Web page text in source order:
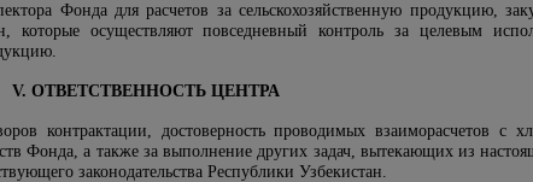
Фонда для расчетов за сельскохозяйственную продукцию,
осуществляют повседневный контроль за целевым
V. ОТВЕТСТВЕННОСТЬ ЦЕНТРА
контрактации, достоверность проводимых взаиморасчетов с
Фонда, а также за выполнение других задач, вытекающих из
законодательства Республики Узбекистан.